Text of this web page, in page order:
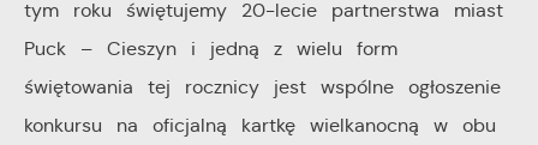
tym roku świętujemy 20-lecie partnerstwa miast
Puck – Cieszyn i jedną z wielu form
świętowania tej rocznicy jest wspólne ogłoszenie
konkursu na oficjalną kartkę wielkanocną w obu
informacje są przetwarzane w formie zanonimizowanej.
Wyrażenie zgody na analityczne pliki cookies
gwarantuje dostępność wszystkich funkcjonalności.
Promocyjne pliki cookies służą do prezentowania Ci
naszych komunikatów na podstawie analizy Twoich